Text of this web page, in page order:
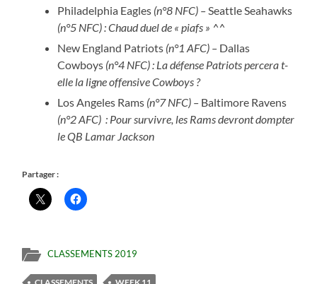
Philadelphia Eagles (n°8 NFC) –Seattle Seahawks
(n°5 NFC) : Chaud duel de « piafs » ^^
New England Patriots (n°1 AFC) – Dallas
Cowboys (n°4 NFC) : La défense Patriots percera t-
elle la ligne offensive Cowboys ?
Los Angeles Rams (n°7 NFC) – Baltimore Ravens
(n°2 AFC) : Pour survivre, les Rams devront dompter
le QB Lamar Jackson
Partager :
CLASSEMENTS 2019